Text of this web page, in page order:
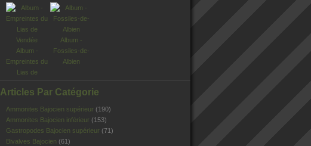
Album -
Empreintes du
Lias de
Album -
Fossiles-de-
Albien
Articles Par Catégorie
Ammonites Bajocien supérieur (190)
Ammonites Bajocien inférieur (153)
Gastropodes Bajocien supérieur (71)
Bivalves Bajocien (61)